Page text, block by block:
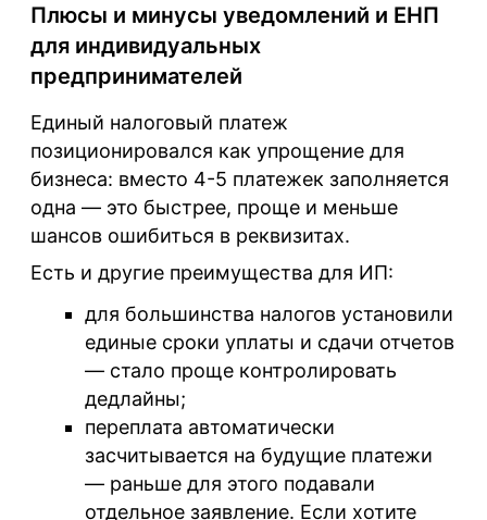
Плюсы и минусы уведомлений и ЕНП
для индивидуальных
предпринимателей
Единый налоговый платеж
позиционировался как упрощение для
бизнеса: вместо 4-5 платежек заполняется
одна — это быстрее, проще и меньше
шансов ошибиться в реквизитах.
Есть и другие преимущества для ИП:
для большинства налогов установили
единые сроки уплаты и сдачи отчетов
— стало проще контролировать
дедлайны;
переплата автоматически
засчитывается на будущие платежи
— раньше для этого подавали
отдельное заявление. Если хотите